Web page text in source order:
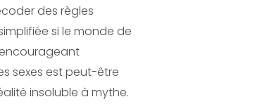
des règles
si le monde de
sexes est peut-être
insoluble à mythe.